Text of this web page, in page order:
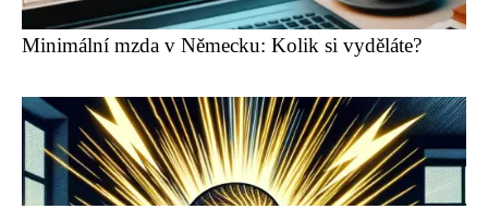
Minimální mzda v Německu: Kolik si vyděláte?